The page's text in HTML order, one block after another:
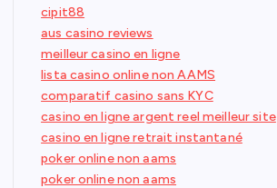
cipit88
aus casino reviews
meilleur casino en ligne
lista casino online non AAMS
comparatif casino sans KYC
casino en ligne argent reel meilleur site
casino en ligne retrait instantané
poker online non aams
poker online non aams